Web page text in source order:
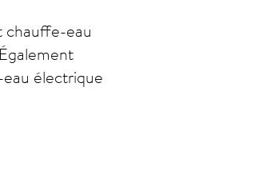
chauffe-eau
électrique